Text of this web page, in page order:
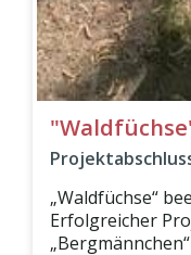
„Waldfüchse“
Erfolgreicher